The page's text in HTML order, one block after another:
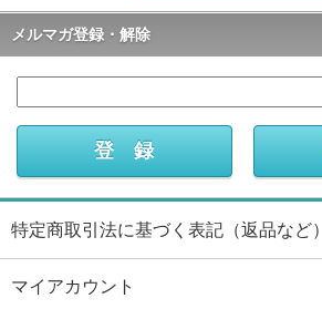
メルマガ登録・解除
特定商取引法に基づく表記（返品など）
マイアカウント